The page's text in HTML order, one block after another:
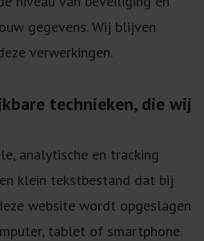
gegevens. Wij blijven
verwerkingen.
technieken, die wij
analytische en tracking
klein tekstbestand dat bij
website wordt opgeslagen
tablet of smartphone.